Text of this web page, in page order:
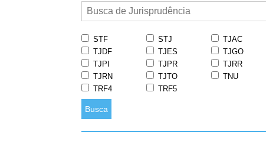
STF STJ TJAC
TJDF
TJES TJGO
TJPI
TJPR TJRR
TJRN
TJTO TNU
TRF4
TRF5
Busca